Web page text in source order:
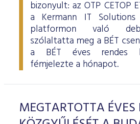
bizonyult: az OTP CETOP
a Kermann IT
platformon való
szólaltatta meg a BÉT
a BÉT éves rendes
fémjelezte a hónapot.
MEGTARTOTTA ÉVES